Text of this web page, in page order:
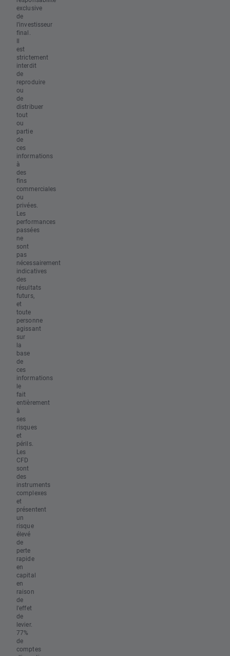
exclusive
de
l’investisseur
final.
Il
est
strictement
interdit
de
reproduire
ou
de
distribuer
tout
ou
partie
de
ces
informations
à
des
fins
commerciales
ou
privées.
Les
performances
passées
ne
sont
pas
nécessairement
indicatives
des
résultats
futurs,
et
toute
personne
agissant
sur
la
base
de
ces
informations
le
fait
entièrement
à
ses
risques
et
périls.
Les
CFD
sont
des
instruments
complexes
et
présentent
un
risque
élevé
de
perte
rapide
en
capital
en
raison
de
l'effet
de
levier.
77%
de
comptes